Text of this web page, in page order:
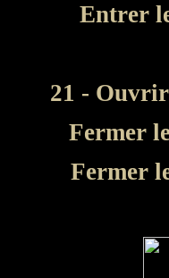
Entrer
21 -
Fermer
Fermer